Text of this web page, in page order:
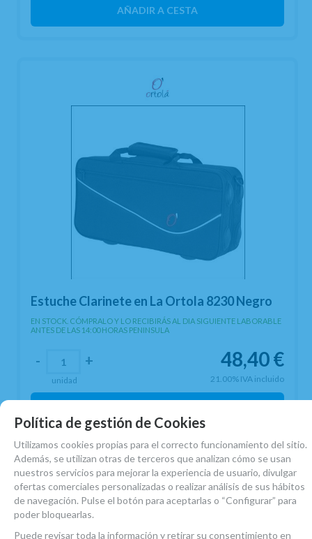
AÑADIR A CESTA
Estuche Clarinete en La Ortola 8230 Negro
EN STOCK. CÓMPRALO Y LO RECIBIRÁS AL DIA SIGUIENTE LABORABLE
ANTES DE LAS 14:00 HORAS PENINSULA
48,40€
21.00% IVA incluido
- +
unidad
mostrar1al2de2 nº prod.
En Atelier de Celia encontrarás
Política de gestión de Cookies
Utilizamos cookies propias para el correcto funcionamiento del sitio.
Además, se utilizan otras de terceros que analizan cómo se usan
nuestros servicios para mejorar la experiencia de usuario, divulgar
ofertas comerciales personalizadas o realizar análisis de sus hábitos
de navegación. Pulse el botón para aceptarlas o “Configurar” para
poder bloquearlas.
Puede revisar toda la información y retirar su consentimiento en